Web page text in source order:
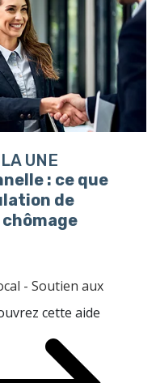
UNE
: ce que
de
- Soutien aux
cette aide